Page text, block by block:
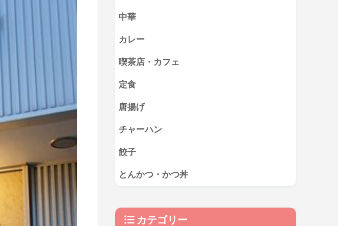
中華
カレー
喫茶店・カフェ
定食
唐揚げ
チャーハン
餃子
とんかつ・かつ丼
カテゴリー